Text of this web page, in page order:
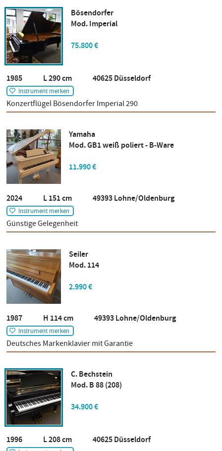
Bösendorfer
Mod. Imperial
75.800 €
1985 L 290 cm 40625 Düsseldorf
Instrument merken
Konzertflügel Bösendorfer Imperial 290
Yamaha
Mod. GB1 weiß poliert - B-Ware
11.990 €
2024 L 151 cm 49393 Lohne/Oldenburg
Instrument merken
Günstige Gelegenheit
Seiler
Mod. 114
2.990 €
1987 H 114 cm 49393 Lohne/Oldenburg
Instrument merken
Deutsches Markenklavier mit Garantie
C. Bechstein
Mod. B 88 (208)
34.900 €
1996 L 208 cm 40625 Düsseldorf